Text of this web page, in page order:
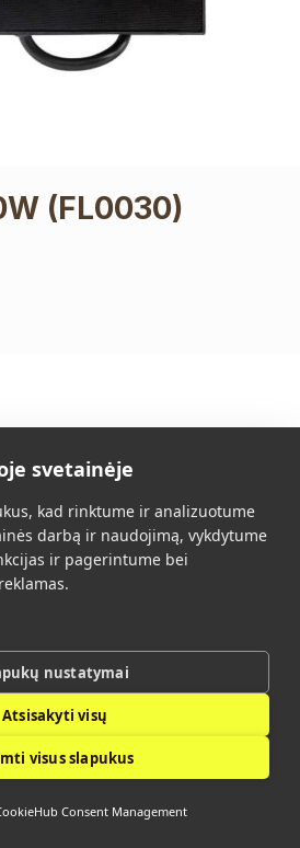
(FL0030)
svetainėje
kad rinktume ir analizuotume
darbą ir naudojimą, vykdytume
ir pagerintume bei
nustatymai
Atsisakyti visų
visus slapukus
Consent Management